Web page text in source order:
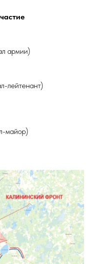
армии)
лейтенант)
майор)